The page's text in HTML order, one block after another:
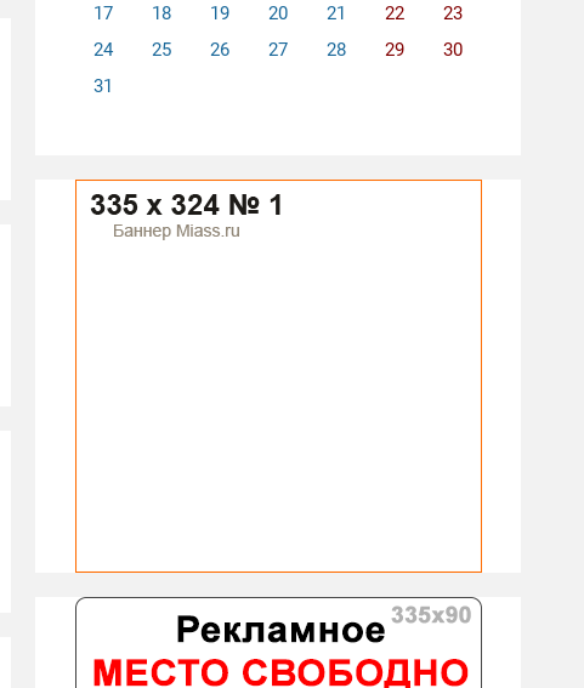
17
18 19 20 21 22
23
24
25 26 27 28 29
30
31